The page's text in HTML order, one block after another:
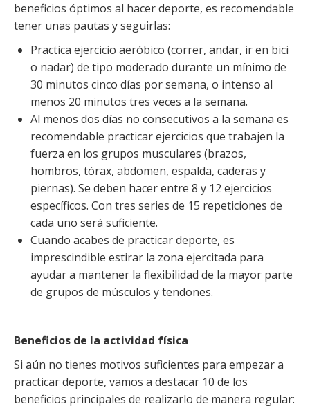
beneficios óptimos al hacer deporte, es recomendable
tener unas pautas y seguirlas:
Practica ejercicio aeróbico (correr, andar, ir en bici
o nadar) de tipo moderado durante un mínimo de
30 minutos cinco días por semana, o intenso al
menos 20 minutos tres veces a la semana.
Al menos dos días no consecutivos a la semana es
recomendable practicar ejercicios que trabajen la
fuerza en los grupos musculares (brazos,
hombros, tórax, abdomen, espalda, caderas y
piernas). Se deben hacer entre 8 y 12 ejercicios
específicos. Con tres series de 15 repeticiones de
cada uno será suficiente.
Cuando acabes de practicar deporte, es
imprescindible estirar la zona ejercitada para
ayudar a mantener la flexibilidad de la mayor parte
de grupos de músculos y tendones.
Beneficios de la actividad física
Si aún no tienes motivos suficientes para empezar a
practicar deporte, vamos a destacar 10 de los
beneficios principales de realizarlo de manera regular: